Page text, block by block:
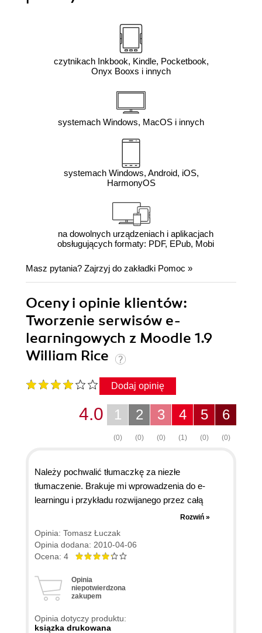
czytnikach Inkbook, Kindle, Pocketbook,
Onyx Booxs i innych
systemach Windows, MacOS i innych
systemach Windows, Android, iOS,
HarmonyOS
na dowolnych urządzeniach i aplikacjach
obsługujących formaty: PDF, EPub, Mobi
Masz pytania? Zajrzyj do zakładki Pomoc »
Oceny i opinie klientów:
Tworzenie serwisów e-
learningowych z Moodle 1.9
William Rice
Dodaj opinię
6
(0)
5
(0)
4
(1)
3
(0)
2
(0)
1
(0)
4.0
Należy pochwalić tłumaczkę za niezłe
tłumaczenie. Brakuje mi wprowadzenia do e-
learningu i przykładu rozwijanego przez całą
książkę. Opis instalacji nie jest kompletny. Plusem
jest wyjaśnienie (chyba) wszystkich opcji w
opisywanych elementach. Książka to podręcznik
korzystania z Moodle, ale bez filozofii e-learningu
dołączono przykładowego kursu. Skoro autor się
nie popisał, to mógłby tłumacz/redakcja
książkę. Książka jest na tyle droga względem
Rozwiń »
Opinia: Tomasz Łuczak
Opinia dodana: 2010-04-06
Ocena: 4
Opinia
niepotwierdzona
zakupem
Opinia dotyczy produktu:
ksiązka drukowana